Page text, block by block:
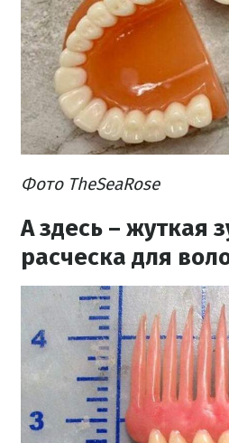
Фото TheSeaRose
А здесь – жуткая
расческа для